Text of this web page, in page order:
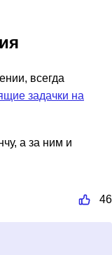
всегда
задачки на
а за ним и
46